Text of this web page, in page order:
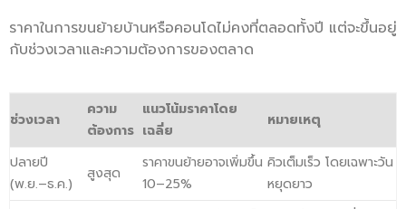
ราคาในการขนย้ายบ้านหรือคอนโดไม่คงที่ตลอดทั้งปี แต่จะขึ้นอยู่
กับช่วงเวลาและความต้องการของตลาด
ช่วงเวลา
ความ
ต้องการ
แนวโน้มราคาโดย
เฉลี่ย
หมายเหตุ
ปลายปี
(พ.ย.–ธ.ค.)
สูงสุด
ราคาขนย้ายอาจเพิ่มขึ้น
10–25%
คิวเต็มเร็ว โดยเฉพาะวัน
หยุดยาว